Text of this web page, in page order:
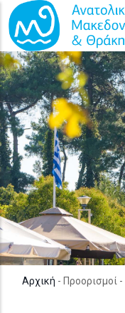
Παράκαμψη προς το
Αρχική - Προορισμοί -